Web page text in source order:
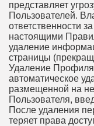
представляет
Пользователей.
ответственности
настоящими
удаление
страницы
Удаление Профиля
автоматическое
размещенной на
Пользователя,
После удаления
теряет права